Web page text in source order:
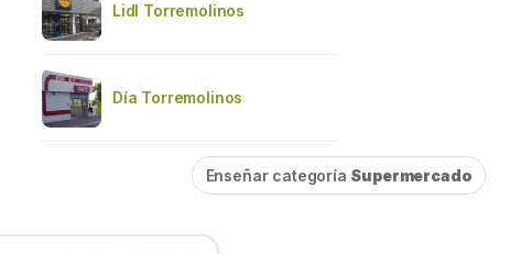
Lidl Torremolinos
Día Torremolinos
Enseñar categoría Supermercado